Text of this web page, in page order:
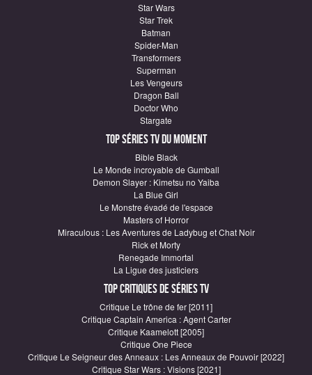
Star Wars
Star Trek
Batman
Spider-Man
Transformers
Superman
Les Vengeurs
Dragon Ball
Doctor Who
Stargate
Top Séries TV du moment
Bible Black
Le Monde incroyable de Gumball
Demon Slayer : Kimetsu no Yaiba
La Blue Girl
Le Monstre évadé de l'espace
Masters of Horror
Miraculous : Les Aventures de Ladybug et Chat Noir
Rick et Morty
Renegade Immortal
La Ligue des justiciers
Top critiques de Séries TV
Critique Le trône de fer [2011]
Critique Captain America : Agent Carter
Critique Kaamelott [2005]
Critique One Piece
Critique Le Seigneur des Anneaux : Les Anneaux de Pouvoir [2022]
Critique Star Wars : Visions [2021]